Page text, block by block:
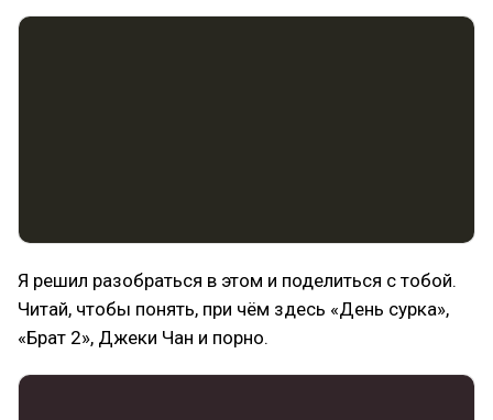
Я решил разобраться в этом и поделиться с тобой.
Читай, чтобы понять, при чём здесь «День сурка»,
«Брат 2», Джеки Чан и порно.